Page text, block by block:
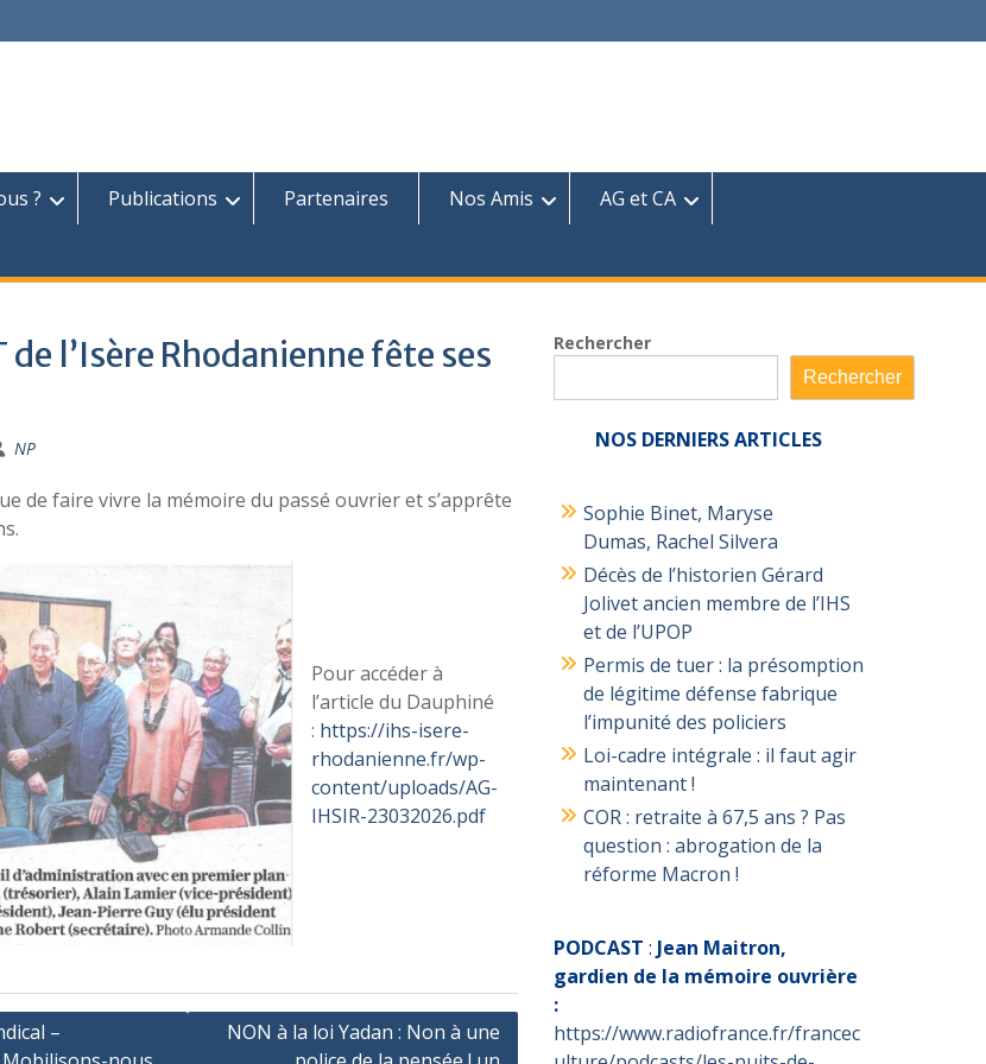
? Publications Partenaires Nos Amis
AG et CA
de l’Isère Rhodanienne fête ses
NP
de faire vivre la mémoire du passé ouvrier et s’apprête
Pour accéder à
l’article du Dauphiné
: https://ihs-isere-
rhodanienne.fr/wp-
content/uploads/AG-
IHSIR-23032026.pdf
–
NON à la loi Yadan : Non à une
Rechercher
Rechercher
NOS DERNIERS ARTICLES
Sophie Binet, Maryse
Dumas, Rachel Silvera
Décès de l’historien Gérard
Jolivet ancien membre de l’IHS
et de l’UPOP
Permis de tuer : la présomption
de légitime défense fabrique
l’impunité des policiers
Loi-cadre intégrale : il faut agir
maintenant !
COR : retraite à 67,5 ans ? Pas
question : abrogation de la
réforme Macron !
PODCAST : Jean Maitron,
gardien de la mémoire ouvrière
:
https://www.radiofrance.fr/francec